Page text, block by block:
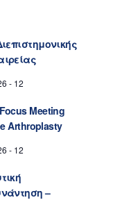
- 12
Meeting
Arthroplasty
- 12
–